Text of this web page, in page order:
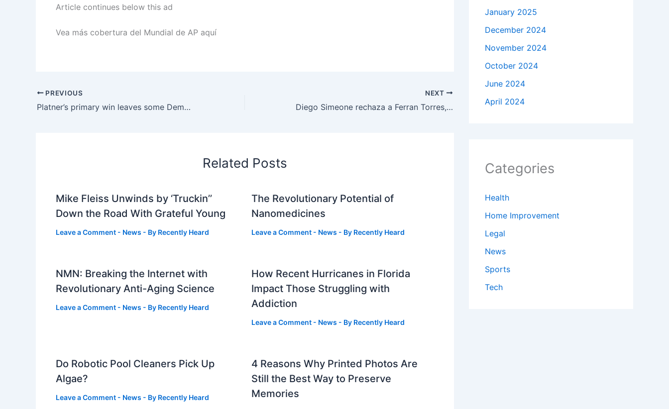
Article continues below this ad
Vea más cobertura del Mundial de AP aquí
PREVIOUS
Platner’s primary win leaves some Democratic women with a tough choice
NEXT
Diego Simeone rechaza a Ferran Torres, pero pide que el Barça incluya al canterano de 19 años
Related Posts
Mike Fleiss Unwinds by ‘Truckin’’
Down the Road With Grateful Young
Leave a Comment - News - By Recently Heard
The Revolutionary Potential of
Nanomedicines
Leave a Comment - News - By Recently Heard
NMN: Breaking the Internet with
Revolutionary Anti-Aging Science
Leave a Comment - News - By Recently Heard
How Recent Hurricanes in Florida
Impact Those Struggling with
Addiction
Leave a Comment - News - By Recently Heard
Do Robotic Pool Cleaners Pick Up
Algae?
Leave a Comment - News - By Recently Heard
4 Reasons Why Printed Photos Are
Still the Best Way to Preserve
Memories
January 2025
December 2024
November 2024
October 2024
June 2024
April 2024
Categories
Health
Home Improvement
Legal
News
Sports
Tech